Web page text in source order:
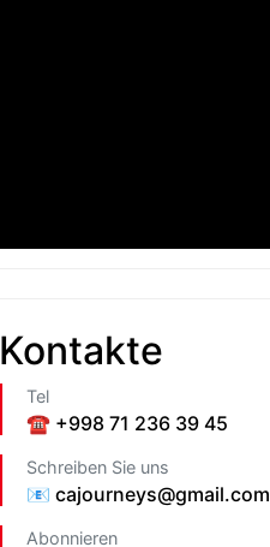
Kontakte
Tel
☎️ +998 71 236 39 45
Schreiben Sie uns
📧 cajourneys@gmail.com
Abonnieren